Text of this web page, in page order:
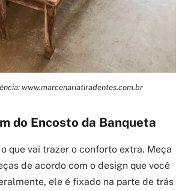
www.marcenariatiradentes.com.br
do Encosto da Banqueta
que vai trazer o conforto extra. Meça
de acordo com o design que você
ele é fixado na parte de trás